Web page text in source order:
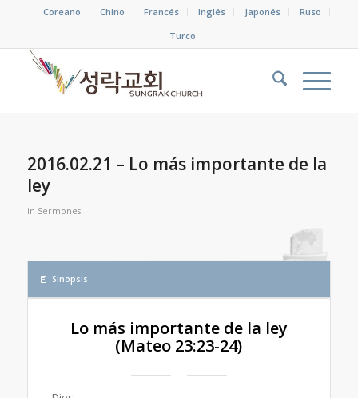
Coreano Chino Francés Inglés Japonés
Ruso
Turco
2016.02.21 – Lo más importante de la
ley
in Sermones
Sinopsis
Lo más importante de la ley
(Mateo 23:23-24)